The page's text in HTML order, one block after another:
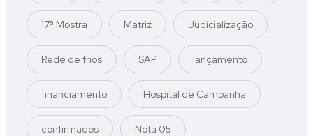
17ª Mostra Matriz Judicialização
Rede de frios SAP lançamento
financiamento Hospital de Campanha
confirmados Nota 05